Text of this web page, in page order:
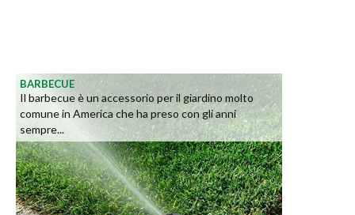
BARBECUE
Il barbecue è un accessorio per il giardino molto
comune in America che ha preso con gli anni
sempre...